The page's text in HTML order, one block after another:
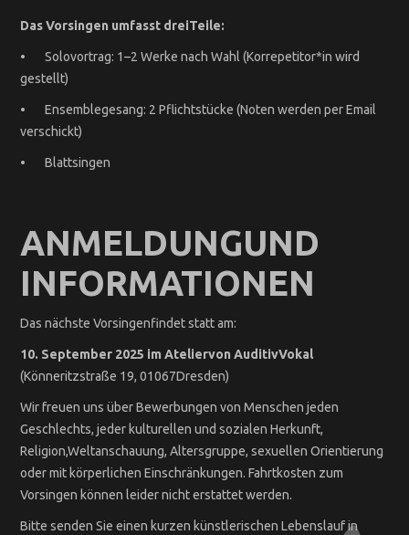
Das Vorsingen umfasst dreiTeile:
• Solovortrag: 1–2 Werke nach Wahl (Korrepetitor*in wird
gestellt)
• Ensemblegesang: 2 Pflichtstücke (Noten werden per Email
verschickt)
• Blattsingen
ANMELDUNGUND
INFORMATIONEN
Das nächste Vorsingenfindet statt am:
10. September 2025 im Ateliervon AuditivVokal
(Könneritzstraße 19, 01067Dresden)
Wir freuen uns über Bewerbungen von Menschen jeden
Geschlechts, jeder kulturellen und sozialen Herkunft,
Religion,Weltanschauung, Altersgruppe, sexuellen Orientierung
oder mit körperlichen Einschränkungen. Fahrtkosten zum
Vorsingen können leider nicht erstattet werden.
Bitte senden Sie einen kurzen künstlerischen Lebenslauf in